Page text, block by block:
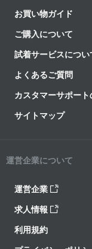
お買い物ガイド
ご購入について
試着サービスについ
よくあるご質問
カスタマーサポート
サイトマップ
運営企業について
運営企業
求人情報
利用規約